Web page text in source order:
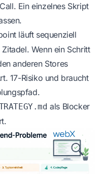
Ein einzelnes Skript
läuft sequenziell
Wenn ein Schritt
anderen Stores
17-Risiko und braucht
als Blocker